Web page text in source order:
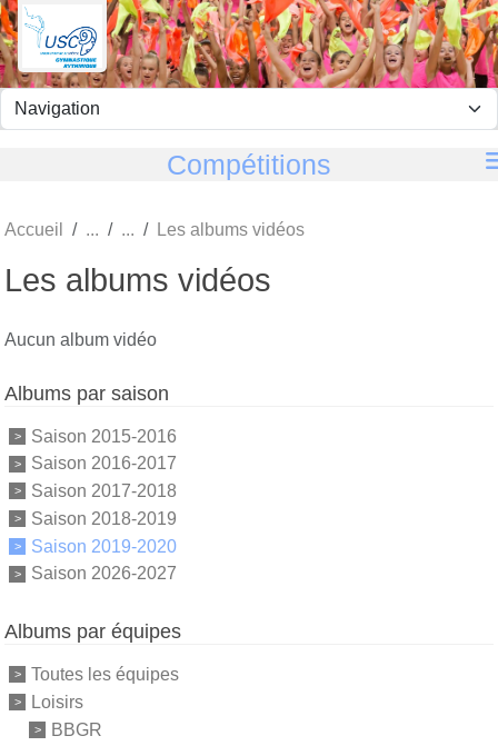
Compétitions
Accueil Les albums vidéos
Les albums vidéos
Aucun album vidéo
Albums par saison
Saison 2015-2016
Saison 2016-2017
Saison 2017-2018
Saison 2018-2019
Saison 2019-2020
Saison 2026-2027
Albums par équipes
Toutes les équipes
Loisirs
BBGR
Panneau de gestion des cookies